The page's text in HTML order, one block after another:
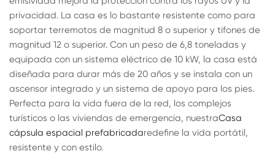
privacidad. La casa es lo bastante resistente como para
soportar terremotos de magnitud 8 o superior y tifones de
magnitud 12 o superior. Con un peso de 6,8 toneladas y
equipada con un sistema eléctrico de 10 kW, la casa está
diseñada para durar más de 20 años y se instala con un
ascensor integrado y un sistema de apoyo para los pies.
Perfecta para la vida fuera de la red, los complejos
turísticos o las viviendas de emergencia, nuestraCasa
cápsula espacial prefabricadaredefine la vida portátil,
resistente y con estilo.